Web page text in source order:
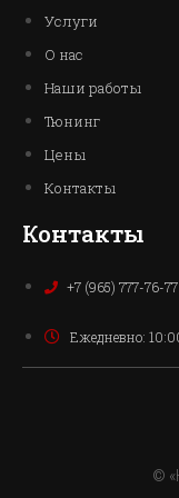
Услуги
О нас
Наши работы
Тюнинг
Цены
Контакты
Контакты
+7 (965) 777-76-77
Ежедневно:
©